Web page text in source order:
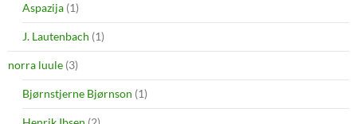
Aspazija (1)
J. Lautenbach (1)
norra luule (3)
Bjørnstjerne Bjørnson (1)